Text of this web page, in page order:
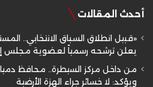
أحدث المقالات
«قبيل انطلاق السباق الانتخابي..
يعلن ترشحه رسمياً لعضوية مجلس
من داخل مركز السيطرة.. محافظ
ويؤكد: لا خسائر جراء الهزة الأرضية